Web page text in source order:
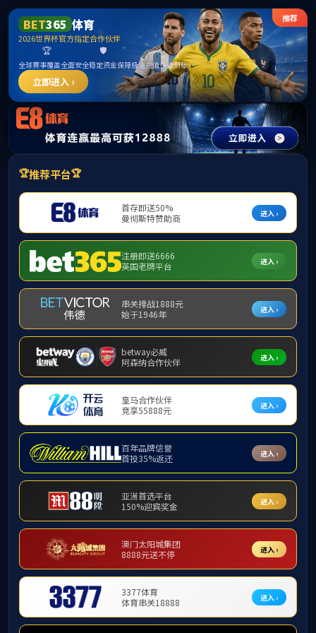
中国·0638太阳集团
(SuncityGroup)官方网站
精品工程
市政工程 园林绿化工程 水利水电工程
装饰装修工程 公路工程
首页 >园林绿化工程
安阳珍珠泉公园项目 经开二十八大街绿化景观项目